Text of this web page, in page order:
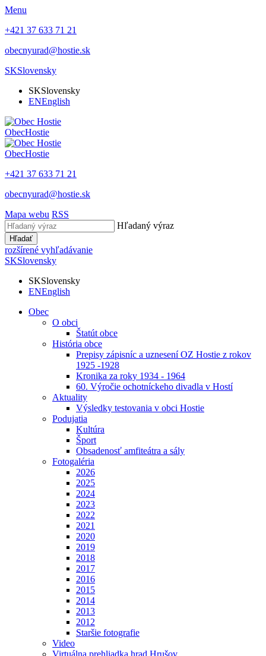
Menu
+421 37 633 71 21
obecnyurad@hostie.sk
SKSlovensky
SKSlovensky
ENEnglish
ObecHostie
ObecHostie
+421 37 633 71 21
obecnyurad@hostie.sk
Mapa webu RSS
Hľadaný výraz
Hľadať
rozšírené vyhľadávanie
SKSlovensky
SKSlovensky
ENEnglish
Obec
O obci
Štatút obce
História obce
Prepisy zápisníc a uznesení OZ Hostie z rokov
1925 -1928
Kronika za roky 1934 - 1964
60. Výročie ochotníckeho divadla v Hostí
Aktuality
Výsledky testovania v obci Hostie
Podujatia
Kultúra
Šport
Obsadenosť amfiteátra a sály
Fotogaléria
2026
2025
2024
2023
2022
2021
2020
2019
2018
2017
2016
2015
2014
2013
2012
Staršie fotografie
Video
Virtuálna prehliadka hrad Hrušov